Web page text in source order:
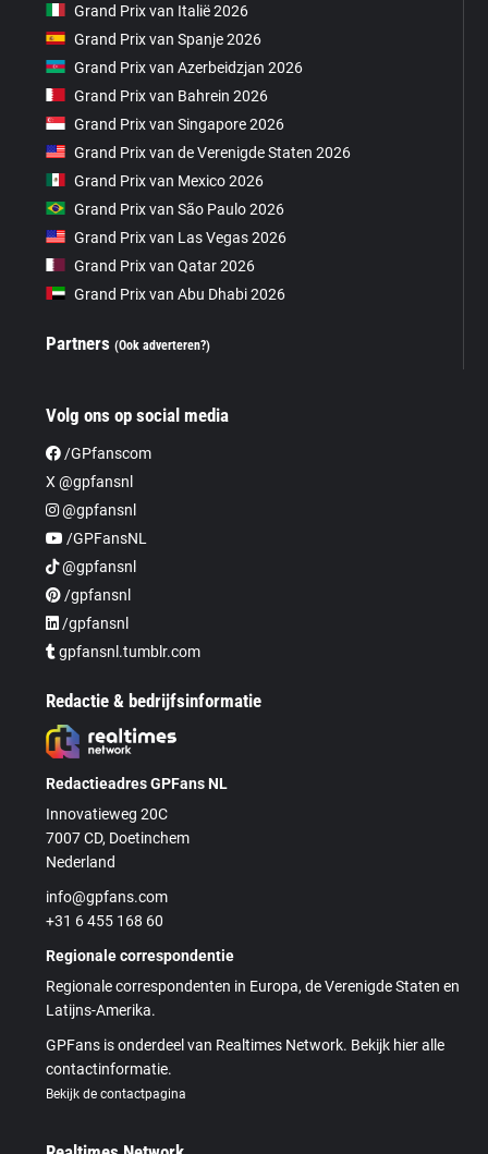
Grand Prix van Italië 2026
Grand Prix van Spanje 2026
Grand Prix van Azerbeidzjan 2026
Grand Prix van Bahrein 2026
Grand Prix van Singapore 2026
Grand Prix van de Verenigde Staten 2026
Grand Prix van Mexico 2026
Grand Prix van São Paulo 2026
Grand Prix van Las Vegas 2026
Grand Prix van Qatar 2026
Grand Prix van Abu Dhabi 2026
Partners(Ook adverteren?)
Volg ons op social media
/GPfanscom
X @gpfansnl
@gpfansnl
/GPFansNL
@gpfansnl
/gpfansnl
/gpfansnl
gpfansnl.tumblr.com
Redactie & bedrijfsinformatie
Redactieadres GPFans NL
Innovatieweg 20C
7007 CD, Doetinchem
Nederland
info@gpfans.com
+31 6 455 168 60
Regionale correspondentie
Regionale correspondenten in Europa, de Verenigde Staten en
Latijns-Amerika.
GPFans is onderdeel van Realtimes Network. Bekijk hier alle
contactinformatie.
Bekijk de contactpagina